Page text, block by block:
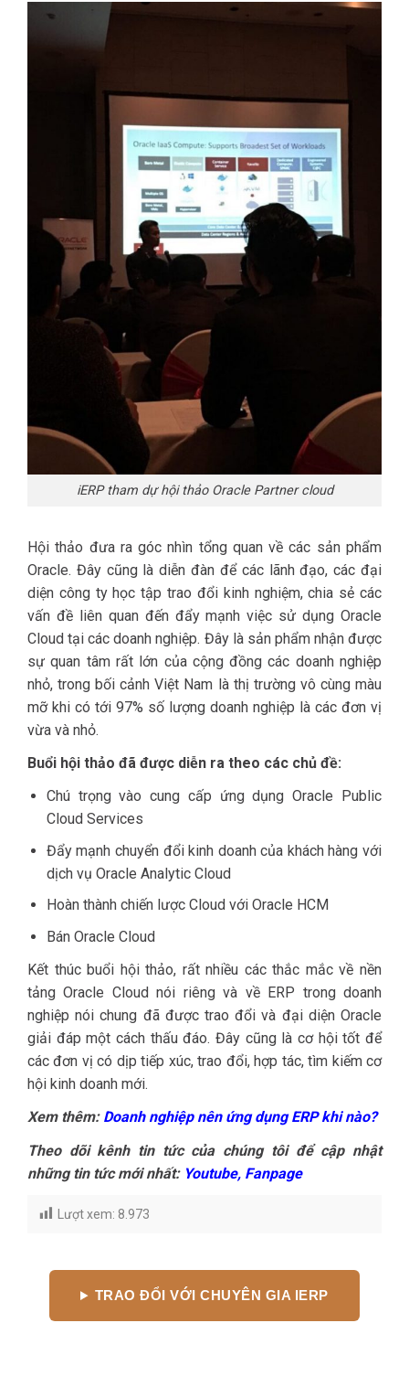
iERP tham dự hội thảo Oracle Partner cloud
Hội thảo đưa ra góc nhìn tổng quan về các sản phẩm
Oracle. Đây cũng là diễn đàn để các lãnh đạo, các đại
diện công ty học tập trao đổi kinh nghiệm, chia sẻ các
vấn đề liên quan đến đẩy mạnh việc sử dụng Oracle
Cloud tại các doanh nghiệp. Đây là sản phẩm nhận được
sự quan tâm rất lớn của cộng đồng các doanh nghiệp
nhỏ, trong bối cảnh Việt Nam là thị trường vô cùng màu
mỡ khi có tới 97% số lượng doanh nghiệp là các đơn vị
vừa và nhỏ.
Buổi hội thảo đã được diễn ra theo các chủ đề:
Chú trọng vào cung cấp ứng dụng Oracle Public
Cloud Services
Đẩy mạnh chuyển đổi kinh doanh của khách hàng với
dịch vụ Oracle Analytic Cloud
Hoàn thành chiến lược Cloud với Oracle HCM
Bán Oracle Cloud
Kết thúc buổi hội thảo, rất nhiều các thắc mắc về nền
tảng Oracle Cloud nói riêng và về ERP trong doanh
nghiệp nói chung đã được trao đổi và đại diện Oracle
giải đáp một cách thấu đáo. Đây cũng là cơ hội tốt để
các đơn vị có dịp tiếp xúc, trao đổi, hợp tác, tìm kiếm cơ
hội kinh doanh mới.
Xem thêm: Doanh nghiệp nên ứng dụng ERP khi nào?
Theo dõi kênh tin tức của chúng tôi để cập nhật
những tin tức mới nhất: Youtube, Fanpage
Lượt xem: 8.973
TRAO ĐỔI VỚI CHUYÊN GIA IERP